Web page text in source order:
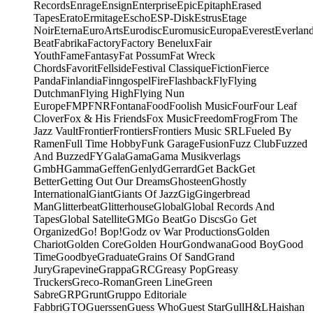
RecordsEnrageEnsignEnterpriseEpicEpitaphErased
TapesEratoErmitageEschoESP-DiskEstrusEtage
NoirEternaEuroArtsEurodiscEuromusicEuropaEverest
BeatFabrikaFactoryFactory BeneluxFair
YouthFameFantasyFat PossumFat Wreck
ChordsFavoritFellsideFestival ClassiqueFictionFierce
PandaFinlandiaFinngospelFireFlashbackFlyFlying
DutchmanFlying HighFlying Nun
EuropeFMPFNRFontanaFoodFoolish MusicFourFour Leaf
CloverFox & His FriendsFox MusicFreedomFrogFrom The
Jazz VaultFrontierFrontiersFrontiers Music SRLFueled By
RamenFull Time HobbyFunk GarageFusionFuzz ClubFuzzed
And BuzzedFYGalaGamaGama Musikverlags
GmbHGammaGeffenGenlydGerrardGet BackGet
BetterGetting Out Our DreamsGhosteenGhostly
InternationalGiantGiants Of JazzGigGingerbread
ManGlitterbeatGlitterhouseGlobalGlobal Records And
TapesGlobal SatelliteGMGo BeatGo DiscsGo Get
OrganizedGo! Bop!Godz ov War ProductionsGolden
ChariotGolden CoreGolden HourGondwanaGood BoyGood
TimeGoodbyeGraduateGrains Of SandGrand
JuryGrapevineGrappaGRCGreasy PopGreasy
TruckersGreco-RomanGreen LineGreen
SabreGRPGruntGruppo Editoriale
FabbriGTOGuerssenGuess WhoGuest StarGullH&LHaishan